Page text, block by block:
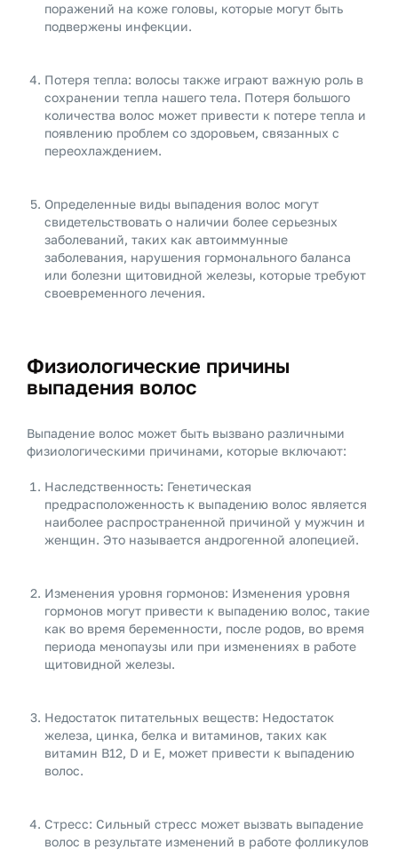
поражений на коже головы, которые могут быть
подвержены инфекции.
Потеря тепла: волосы также играют важную роль в
сохранении тепла нашего тела. Потеря большого
количества волос может привести к потере тепла и
появлению проблем со здоровьем, связанных с
переохлаждением.
Определенные виды выпадения волос могут
свидетельствовать о наличии более серьезных
заболеваний, таких как автоиммунные
заболевания, нарушения гормонального баланса
или болезни щитовидной железы, которые требуют
своевременного лечения.
Физиологические причины
выпадения волос
Выпадение волос может быть вызвано различными
физиологическими причинами, которые включают:
Наследственность: Генетическая
предрасположенность к выпадению волос является
наиболее распространенной причиной у мужчин и
женщин. Это называется андрогенной алопецией.
Изменения уровня гормонов: Изменения уровня
гормонов могут привести к выпадению волос, такие
как во время беременности, после родов, во время
периода менопаузы или при изменениях в работе
щитовидной железы.
Недостаток питательных веществ: Недостаток
железа, цинка, белка и витаминов, таких как
витамин B12, D и E, может привести к выпадению
волос.
Стресс: Сильный стресс может вызвать выпадение
волос в результате изменений в работе фолликулов